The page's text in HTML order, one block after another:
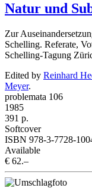
Natur und
Zur
Schelling. Referate,
Schelling-Tagung
Edited by Reinhard
Meyer.
problemata 106
1985
391 p.
Softcover
ISBN 978-3-7728-
Available
€ 62.–